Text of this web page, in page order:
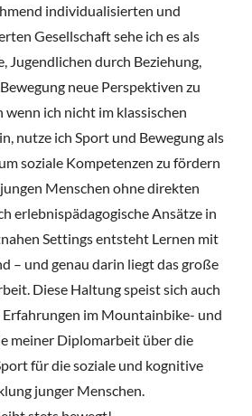
individualisierten und
Gesellschaft sehe ich es als
Jugendlichen durch Beziehung,
neue Perspektiven zu
wenn ich nicht im klassischen
nutze ich Sport und Bewegung als
soziale Kompetenzen zu fördern
Menschen ohne direkten
erlebnispädagogische Ansätze in
Settings entsteht Lernen mit
– und genau darin liegt das große
Diese Haltung speist sich auch
Erfahrungen im Mountainbike- und
meiner Diplomarbeit über die
für die soziale und kognitive
junger Menschen.